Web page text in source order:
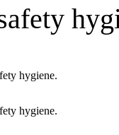
hygiene.
hygiene.